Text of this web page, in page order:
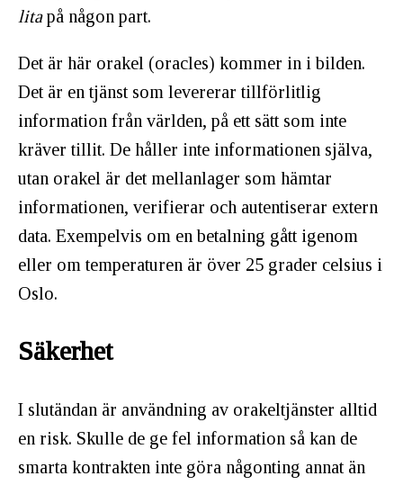
litapå någon part.
Det är här orakel (oracles) kommer in i bilden.
Det är en tjänst som levererar tillförlitlig
information från världen, på ett sätt som inte
kräver tillit. De håller inte informationen själva,
utan orakel är det mellanlager som hämtar
informationen, verifierar och autentiserar extern
data. Exempelvis om en betalning gått igenom
eller om temperaturen är över 25 grader celsius i
Oslo.
Säkerhet
I slutändan är användning av orakeltjänster alltid
en risk. Skulle de ge fel information så kan de
smarta kontrakten inte göra någonting annat än